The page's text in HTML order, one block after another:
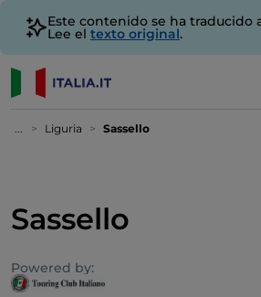
Este contenido se ha traducido
Lee el texto original.
... Liguria Sassello
Sassello
Powered by: